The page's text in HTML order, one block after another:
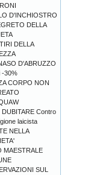
D'INCHIOSTRO
DELLA
DELLA
D'ABRUZZO
-30%
CORPO NON
DUBITARE Contro
laicista
NELLA
MAESTRALE
SUL